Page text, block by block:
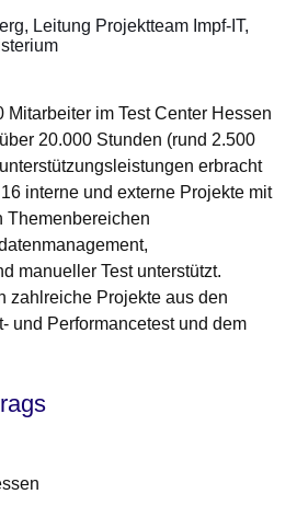
Leitung Projektteam Impf-IT,
Mitarbeiter im Test Center Hessen
20.000 Stunden (rund 2.500
erbracht
interne und externe Projekte mit
Themenbereichen
manueller Test unterstützt.
zahlreiche Projekte aus den
und Performancetest und dem